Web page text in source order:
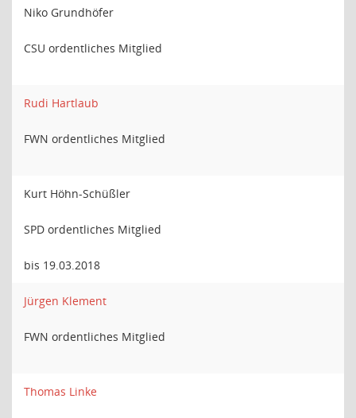
Niko Grundhöfer
CSU ordentliches Mitglied
Rudi Hartlaub
FWN ordentliches Mitglied
Kurt Höhn-Schüßler
SPD ordentliches Mitglied
bis 19.03.2018
Jürgen Klement
FWN ordentliches Mitglied
Thomas Linke